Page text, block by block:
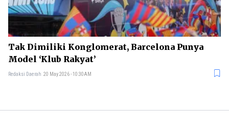
Tak Dimiliki Konglomerat, Barcelona Punya
Model ‘Klub Rakyat’
Redaksi Daerah 20 May 2026 - 10:30AM